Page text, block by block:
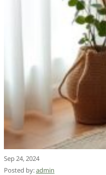
Sep 24, 2024
Posted by:admin